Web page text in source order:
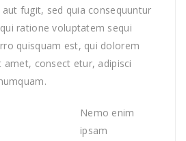
fugit, sed quia consequuntur
ratione voluptatem sequi
quisquam est, qui dolorem
amet, consect etur, adipisci
Nemo enim
ipsam